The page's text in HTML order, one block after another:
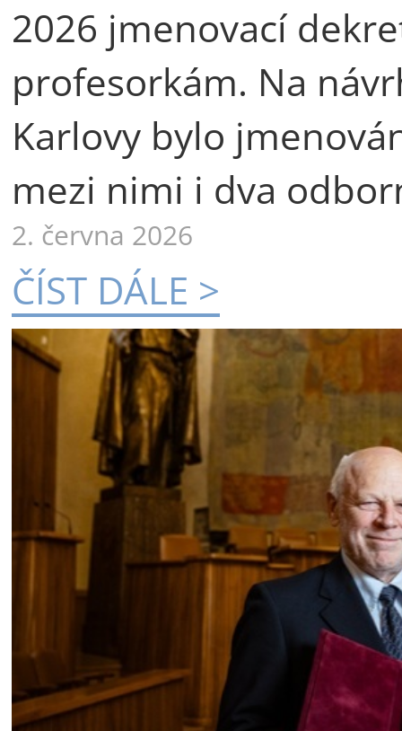
2026 jmenovací
profesorkám. Na
Karlovy bylo
mezi nimi i dva
2. června 2026
ČÍST DÁLE >